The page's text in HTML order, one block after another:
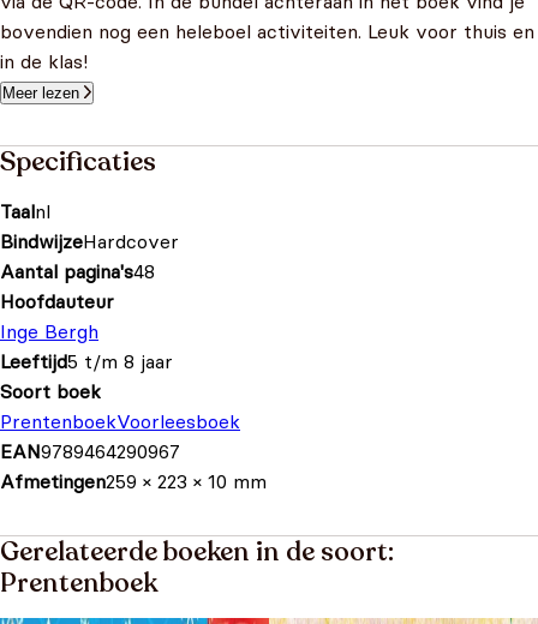
bovendien nog een heleboel activiteiten. Leuk voor thuis en
in de klas!
Meer lezen
Specificaties
Taalnl
BindwijzeHardcover
Aantal pagina's48
Hoofdauteur
Inge Bergh
Leeftijd5 t/m 8 jaar
Soort boek
PrentenboekVoorleesboek
EAN9789464290967
Afmetingen259 × 223 × 10 mm
Gerelateerde boeken in de soort:
Prentenboek